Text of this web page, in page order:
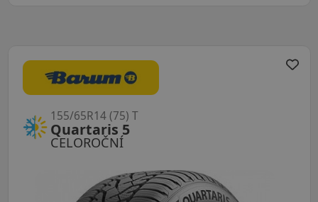
CELOROČNÍ
Quartaris 5
155/65R14 (75) T